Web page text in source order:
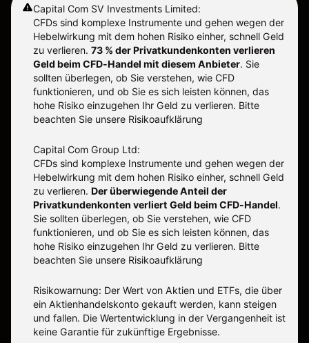
Capital Com SV Investments Limited:
CFDs sind komplexe Instrumente und gehen wegen der
Hebelwirkung mit dem hohen Risiko einher, schnell Geld
zu verlieren. 73 % der Privatkundenkonten verlieren
Geld beim CFD-Handel mit diesem Anbieter. Sie
sollten überlegen, ob Sie verstehen, wie CFD
funktionieren, und ob Sie es sich leisten können, das
hohe Risiko einzugehen Ihr Geld zu verlieren. Bitte
beachten Sie unsere Risikoaufklärung
Capital Com Group Ltd:
CFDs sind komplexe Instrumente und gehen wegen der
Hebelwirkung mit dem hohen Risiko einher, schnell Geld
zu verlieren. Der überwiegende Anteil der
Privatkundenkonten verliert Geld beim CFD-Handel.
Sie sollten überlegen, ob Sie verstehen, wie CFD
funktionieren, und ob Sie es sich leisten können, das
hohe Risiko einzugehen Ihr Geld zu verlieren. Bitte
beachten Sie unsere Risikoaufklärung
Risikowarnung: Der Wert von Aktien und ETFs, die über
ein Aktienhandelskonto gekauft werden, kann steigen
und fallen. Die Wertentwicklung in der Vergangenheit ist
keine Garantie für zukünftige Ergebnisse.